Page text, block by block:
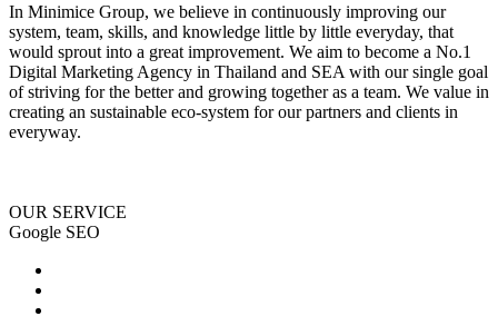
In Minimice Group, we believe in continuously improving our
system, team, skills, and knowledge little by little everyday, that
would sprout into a great improvement. We aim to become a No.1
Digital Marketing Agency in Thailand and SEA with our single goal
of striving for the better and growing together as a team. We value in
creating an sustainable eco-system for our partners and clients in
everyway.
OUR SERVICE
Google SEO